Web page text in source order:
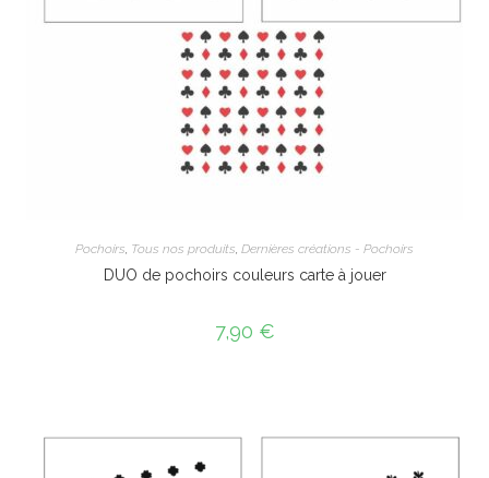
Pochoirs Tous nos produits Dernières créations - Pochoirs
DUO de pochoirs couleurs carte à jouer
7,90 €